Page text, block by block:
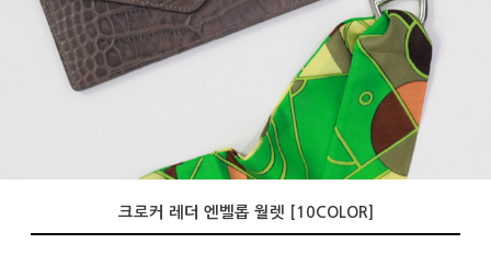
크로커 레더 엔벨롭 월렛 [10COLOR]